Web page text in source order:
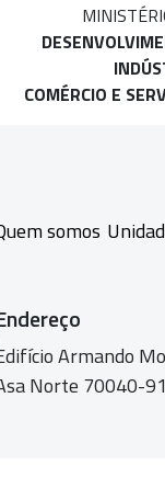
COMÉRCIO E
somos
Armando
Norte 70040-